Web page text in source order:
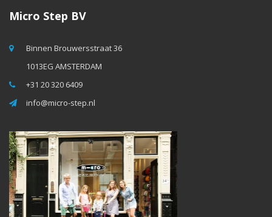
Micro Step BV
Binnen Brouwersstraat 36
1013EG AMSTERDAM
+31 20 320 6409
info@micro-step.nl